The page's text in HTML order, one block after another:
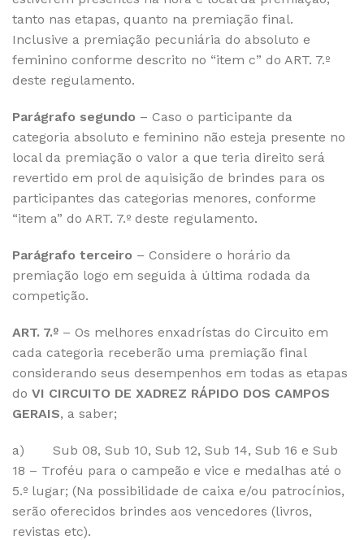
tanto nas etapas, quanto na premiação final.
Inclusive a premiação pecuniária do absoluto e
feminino conforme descrito no “item c” do ART. 7.º
deste regulamento.
Parágrafo segundo – Caso o participante da
categoria absoluto e feminino não esteja presente no
local da premiação o valor a que teria direito será
revertido em prol de aquisição de brindes para os
participantes das categorias menores, conforme
“item a” do ART. 7.º deste regulamento.
Parágrafo terceiro – Considere o horário da
premiação logo em seguida à última rodada da
competição.
ART. 7.º – Os melhores enxadrístas do Circuito em
cada categoria receberão uma premiação final
considerando seus desempenhos em todas as etapas
do VI CIRCUITO DE XADREZ RÁPIDO DOS CAMPOS
GERAIS, a saber;
a) Sub 08, Sub 10, Sub 12, Sub 14, Sub 16 e Sub
18 – Troféu para o campeão e vice e medalhas até o
5.º lugar; (Na possibilidade de caixa e/ou patrocínios,
serão oferecidos brindes aos vencedores (livros,
revistas etc).